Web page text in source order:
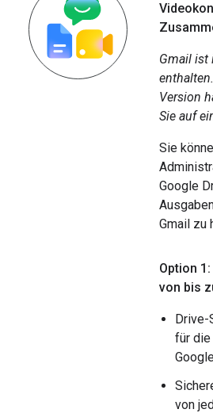
Gmail ist
Version
Sie auf
Sie
Google
Gmail zu
Option
von bis
Drive-
für die
von